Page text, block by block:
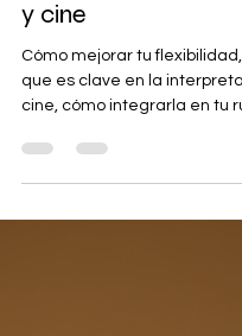
forma segura para
y cine
Cómo mejorar tu
que es clave en la
cine, cómo integrarla en tu